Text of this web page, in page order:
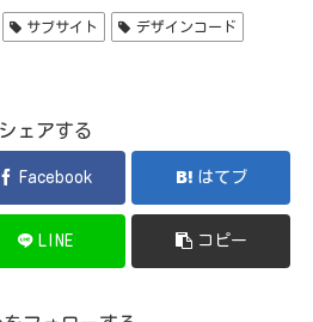
サブサイト デザインコード
シェアする
Facebook はてブ
LINE コピー